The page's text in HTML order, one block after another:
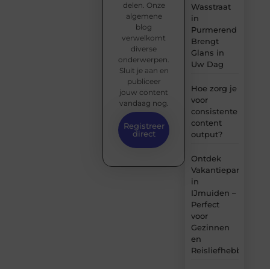
Wasstraat
in
Purmerend
Brengt
Glans in
Uw Dag
Hoe zorg je
voor
consistente
content
output?
Ontdek
Vakantiepark
in
IJmuiden –
Perfect
voor
Gezinnen
en
Reisliefhebbers
delen. Onze
algemene
blog
verwelkomt
diverse
onderwerpen.
Sluit je aan en
publiceer
jouw content
vandaag nog.
Registreer
direct